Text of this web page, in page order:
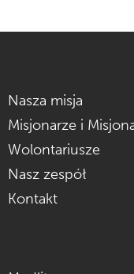
Nasza misja
Misjonarze i
Wolontariusze
Nasz zespół
Kontakt